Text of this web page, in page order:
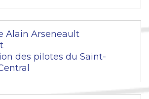
Alain Arseneault
des pilotes du Saint-